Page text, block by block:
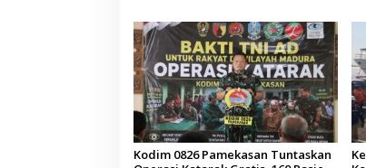
Kodim 0826 Pamekasan Tuntaskan